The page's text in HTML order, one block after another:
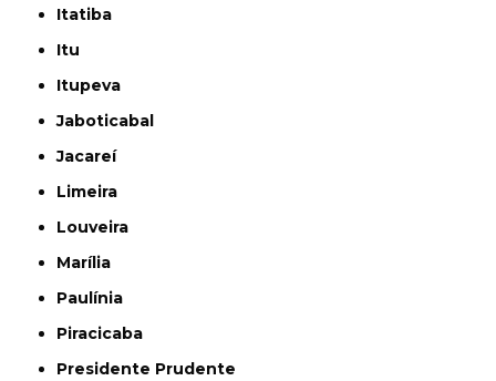
Itatiba
Itu
Itupeva
Jaboticabal
Jacareí
Limeira
Louveira
Marília
Paulínia
Piracicaba
Presidente Prudente